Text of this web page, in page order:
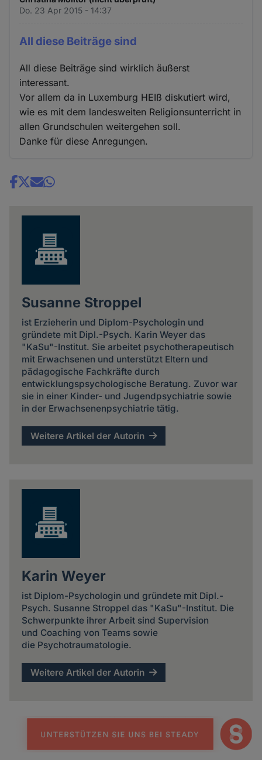
Do. 23 Apr 2015 - 14:37
All diese Beiträge sind
All diese Beiträge sind wirklich äußerst
interessant.
Vor allem da in Luxemburg HEIß diskutiert wird,
wie es mit dem landesweiten Religionsunterricht in
allen Grundschulen weitergehen soll.
Danke für diese Anregungen.
Share
Susanne Stroppel
ist Erzieherin und Diplom-Psychologin und
gründete mit Dipl.-Psych. Karin Weyer das
"KaSu"-Institut. Sie arbeitet psychotherapeutisch
mit Erwachsenen und unterstützt Eltern und
pädagogische Fachkräfte durch
entwicklungspsychologische Beratung. Zuvor war
sie in einer Kinder- und Jugendpsychiatrie sowie
in der Erwachsenenpsychiatrie tätig.
Weitere Artikel der Autorin
Karin Weyer
ist Diplom-Psychologin und gründete mit Dipl.-
Psych. Susanne Stroppel das "KaSu"-Institut. Die
Schwerpunkte ihrer Arbeit sind Supervision
und Coaching von Teams sowie
die Psychotraumatologie.
Weitere Artikel der Autorin